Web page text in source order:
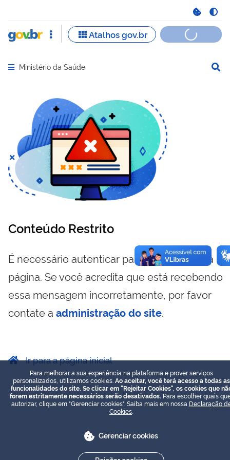
Abrir menu principal de navegação
Ministério da Saúde
Conteúdo Restrito
É necessário autenticar para visualizar essa
página. Se você acredita que está recebendo
essa mensagem incorretamente, por favor
contate a administração do site.
Ir para a página inicial
Para melhorar a sua experiência na plataforma e prover serviços
personalizados, utilizamos cookies. Ao aceitar, você terá acesso a todas as
funcionalidades do site. Se clicar em "Rejeitar Cookies", os cookies que
forem estritamente necessários serão desativados. Para escolher quais
autorizar, clique em "Gerenciar cookies". Saiba mais em nossa Declaração
Cookies
Gerenciar cookies